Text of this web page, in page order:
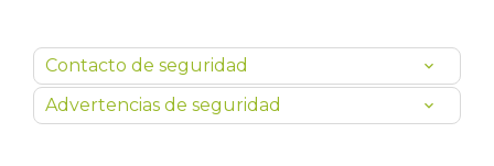
Contacto de seguridad
Advertencias de seguridad